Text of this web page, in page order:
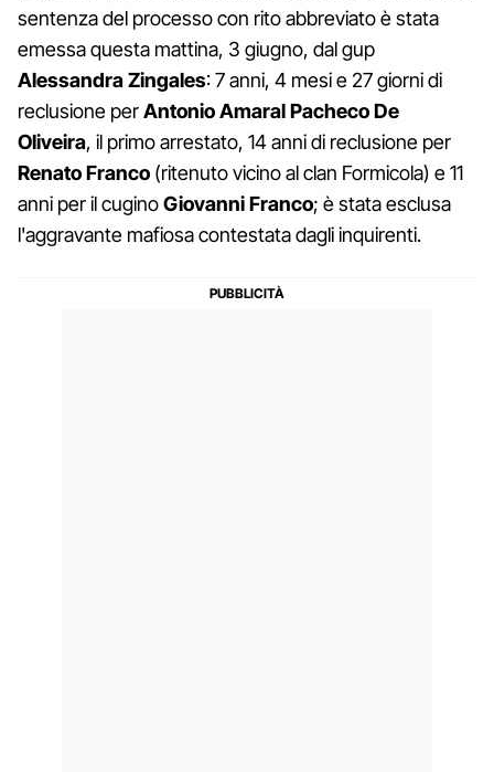
sentenza del processo con rito abbreviato è stata
emessa questa mattina, 3 giugno, dal gup
Alessandra Zingales: 7 anni, 4 mesi e 27 giorni di
reclusione perAntonio Amaral Pacheco De
Oliveira, il primo arrestato, 14 anni di reclusione per
Renato Franco (ritenuto vicino al clan Formicola) e 11
anni per il cuginoGiovanni Franco; è stata esclusa
l'aggravante mafiosa contestata dagli inquirenti.